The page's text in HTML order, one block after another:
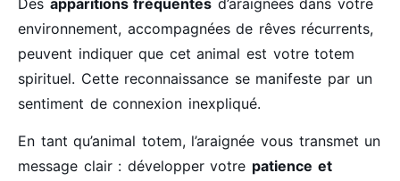
environnement, accompagnées de rêves récurrents,
peuvent indiquer que cet animal est votre totem
spirituel. Cette reconnaissance se manifeste par un
sentiment de connexion inexpliqué.
En tant qu’animal totem, l’araignée vous transmet un
message clair : développer votre patience et